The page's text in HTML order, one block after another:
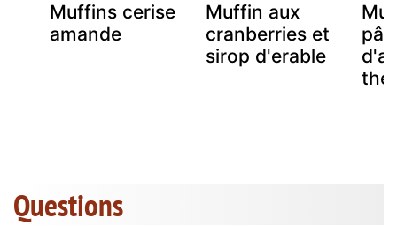
Muffins cerise
amande
Muffin aux
cranberries et
sirop d'erable
Questions